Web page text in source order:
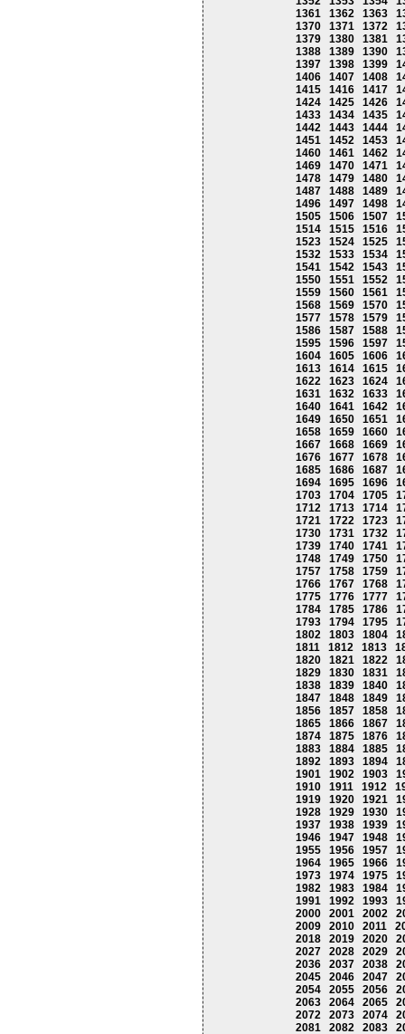
1361
1362 1363
1370
1371 1372
1379
1380 1381
1388
1389 1390
1397
1398 1399
1406
1407 1408
1415
1416 1417
1424
1425 1426
1433
1434 1435
1442
1443 1444
1451
1452 1453
1460
1461 1462
1469
1470 1471
1478
1479 1480
1487
1488 1489
1496
1497 1498
1505
1506 1507
1514
1515 1516
1523
1524 1525
1532
1533 1534
1541
1542 1543
1550
1551 1552
1559
1560 1561
1568
1569 1570
1577
1578 1579
1586
1587 1588
1595
1596 1597
1604
1605 1606
1613
1614 1615
1622
1623 1624
1631
1632 1633
1640
1641 1642
1649
1650 1651
1658
1659 1660
1667
1668 1669
1676
1677 1678
1685
1686 1687
1694
1695 1696
1703
1704 1705
1712
1713 1714
1721
1722 1723
1730
1731 1732
1739
1740 1741
1748
1749 1750
1757
1758 1759
1766
1767 1768
1775
1776 1777
1784
1785 1786
1793
1794 1795
1802
1803 1804
1811
1812 1813
1820
1821 1822
1829
1830 1831
1838
1839 1840
1847
1848 1849
1856
1857 1858
1865
1866 1867
1874
1875 1876
1883
1884 1885
1892
1893 1894
1901
1902 1903
1910
1911 1912
1919
1920 1921
1928
1929 1930
1937
1938 1939
1946
1947 1948
1955
1956 1957
1964
1965 1966
1973
1974 1975
1982
1983 1984
1991
1992 1993
2000
2001 2002
2009
2010 2011
2018
2019 2020
2027
2028 2029
2036
2037 2038
2045
2046 2047
2054
2055 2056
2063
2064 2065
2072
2073 2074
2081
2082 2083